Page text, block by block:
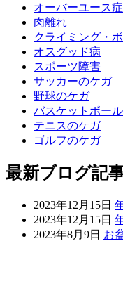
オーバーユース
肉離れ
クライミング・
オスグッド病
スポーツ障害
サッカーのケガ
野球のケガ
バスケットボー
テニスのケガ
ゴルフのケガ
最新ブログ記
2023年12月15日
2023年12月15日
2023年8月9日 お